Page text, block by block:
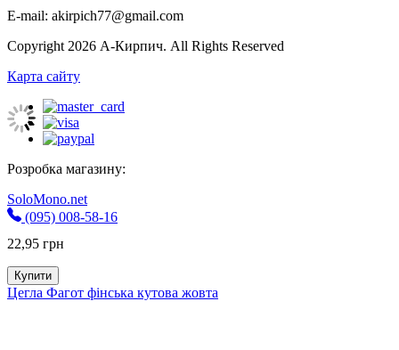
22,95 грн
Купити
Цегла Фагот фінська кутова жовта
E-mail: akirpich77@gmail.com
Copyright 2026 А-Кирпич. All Rights Reserved
Карта сайту
Розробка магазину:
SoloMono.net
(095) 008-58-16